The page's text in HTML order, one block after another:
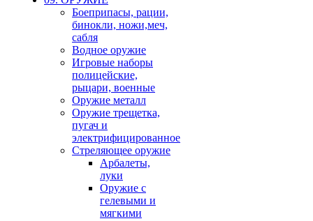
Боеприпасы, рации,
бинокли, ножи,меч,
сабля
Водное оружие
Игровые наборы
полицейские,
рыцари, военные
Оружие металл
Оружие трещетка,
пугач и
электрифицированное
Стреляющее оружие
Арбалеты,
луки
Оружие с
гелевыми и
мягкими